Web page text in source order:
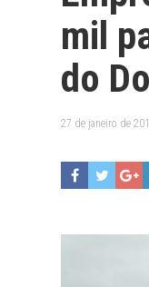
mil
do
27 de janeiro de